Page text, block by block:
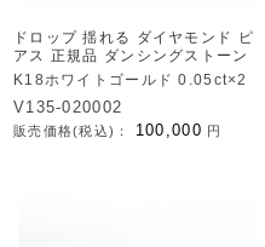
ドロップ 揺れる ダイヤモンド ピ
アス 正規品 ダンシングストーン
K18ホワイトゴールド 0.05ct×2
V135-020002
販売価格(税込)： 100,000 円